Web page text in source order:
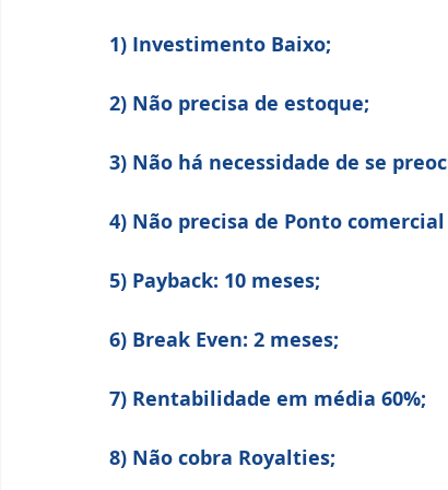
1) Investimento Baixo;
2) Não precisa de estoque;
3) Não há necessidade de se
4) Não precisa de Ponto
5) Payback: 10 meses;
6) Break Even: 2 meses;
7) Rentabilidade em média 60%;
8) Não cobra Royalties;